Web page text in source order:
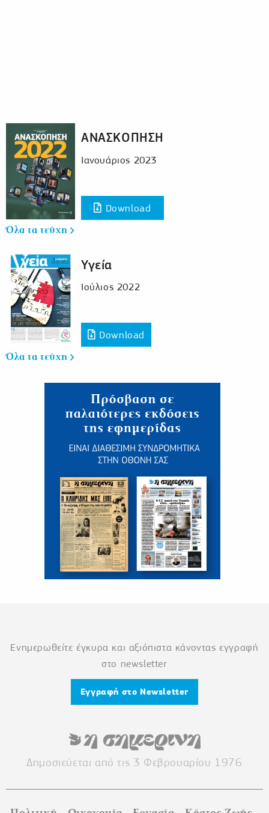
ΑΝΑΣΚΟΠΗΣΗ
Ιανουάριος 2023
Download
Όλα τα τεύχη
Υγεία
Ιούλιος 2022
Download
Όλα τα τεύχη
Ενημερωθείτε έγκυρα και αξιόπιστα κάνοντας εγγραφή
στο newsletter
Εγγραφή στο Newsletter
Δημοσιεύεται από τις 3 Φεβρουαρίου 1976